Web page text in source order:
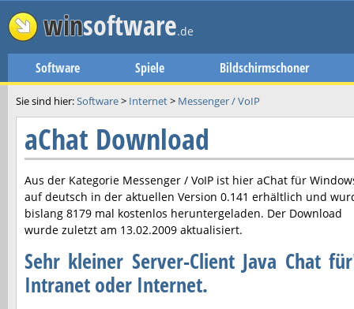
winsoftware.de
Software Spiele Bildschirmschoner
Sie sind hier:Software> Internet> Messenger / VoIP
aChat Download
Aus der Kategorie Messenger / VoIP ist hier aChat für
auf deutsch in der aktuellen Version 0.141 erhältlich und
bislang 8179 mal kostenlos heruntergeladen. Der Download
wurde zuletzt am 13.02.2009 aktualisiert.
Sehr kleiner Server-Client Java Chat
Intranet oder Internet.